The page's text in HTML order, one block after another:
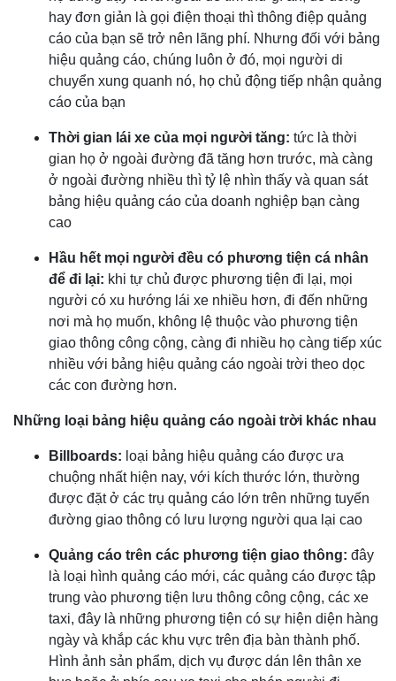
hay đơn giản là gọi điện thoại thì thông điệp quảng
cáo của bạn sẽ trở nên lãng phí. Nhưng đối với bảng
hiệu quảng cáo, chúng luôn ở đó, mọi người di
chuyển xung quanh nó, họ chủ động tiếp nhận quảng
cáo của bạn
Thời gian lái xe của mọi người tăng: tức là thời
gian họ ở ngoài đường đã tăng hơn trước, mà càng
ở ngoài đường nhiều thì tỷ lệ nhìn thấy và quan sát
bảng hiệu quảng cáo của doanh nghiệp bạn càng
cao
Hầu hết mọi người đều có phương tiện cá nhân
để đi lại: khi tự chủ được phương tiện đi lại, mọi
người có xu hướng lái xe nhiều hơn, đi đến những
nơi mà họ muốn, không lệ thuộc vào phương tiện
giao thông công cộng, càng đi nhiều họ càng tiếp xúc
nhiều với bảng hiệu quảng cáo ngoài trời theo dọc
các con đường hơn.
Những loại bảng hiệu quảng cáo ngoài trời khác nhau
Billboards: loại bảng hiệu quảng cáo được ưa
chuộng nhất hiện nay, với kích thước lớn, thường
được đặt ở các trụ quảng cáo lớn trên những tuyến
đường giao thông có lưu lượng người qua lại cao
Quảng cáo trên các phương tiện giao thông: đây
là loại hình quảng cáo mới, các quảng cáo được tập
trung vào phương tiện lưu thông công cộng, các xe
taxi, đây là những phương tiện có sự hiện diện hàng
ngày và khắp các khu vực trên địa bàn thành phố.
Hình ảnh sản phẩm, dịch vụ được dán lên thân xe